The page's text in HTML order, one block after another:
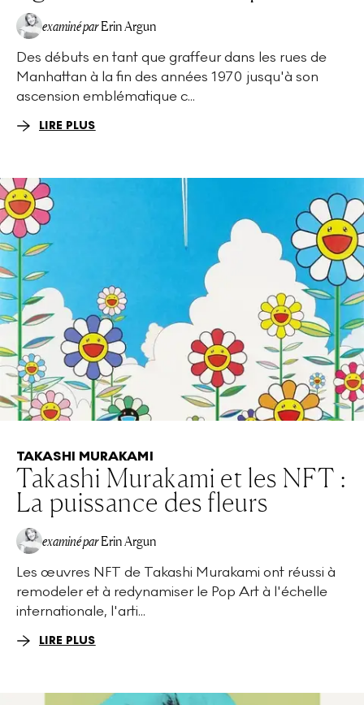
EA
examiné par Erin Argun
Des débuts en tant que graffeur dans les rues de
Manhattan à la fin des années 1970 jusqu'à son
ascension emblématique c...
LIRE PLUS
TAKASHI MURAKAMI
Takashi Murakami et les NFT :
La puissance des fleurs
EA
examiné par Erin Argun
Les œuvres NFT de Takashi Murakami ont réussi à
remodeler et à redynamiser le Pop Art à l'échelle
internationale, l'arti...
LIRE PLUS